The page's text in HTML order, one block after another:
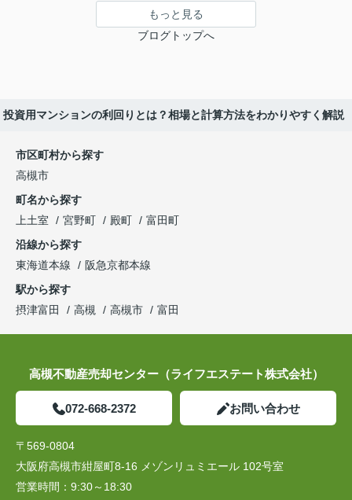
もっと見る
ブログトップへ
投資用マンションの利回りとは？相場と計算方法をわかりやすく解説
市区町村から探す
高槻市
町名から探す
上土室
宮野町 殿町
富田町
沿線から探す
東海道本線
阪急京都本線
駅から探す
摂津富田
高槻 高槻市 富田
高槻不動産売却センター（ライフエステート株式会社）
072-668-2372 お問い合わせ
〒569-0804
大阪府高槻市紺屋町8-16 メゾンリュミエール 102号室
営業時間： 9:30～18:30